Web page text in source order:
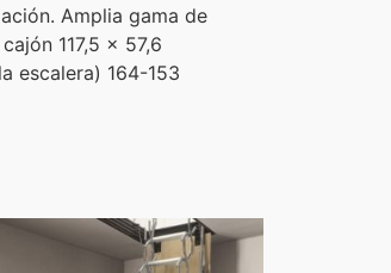
Amplia gama de
117,5 x 57,6
escalera) 164-153